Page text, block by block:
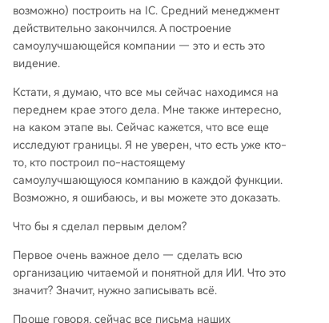
возможно) построить на IC. Средний менеджмент
действительно закончился. А построение
самоулучшающейся компании — это и есть это
видение.
Кстати, я думаю, что все мы сейчас находимся на
переднем крае этого дела. Мне также интересно,
на каком этапе вы. Сейчас кажется, что все еще
исследуют границы. Я не уверен, что есть уже кто-
то, кто построил по-настоящему
самоулучшающуюся компанию в каждой функции.
Возможно, я ошибаюсь, и вы можете это доказать.
Что бы я сделал первым делом?
Первое очень важное дело — сделать всю
организацию читаемой и понятной для ИИ. Что это
значит? Значит, нужно записывать всё.
Проще говоря, сейчас все письма наших